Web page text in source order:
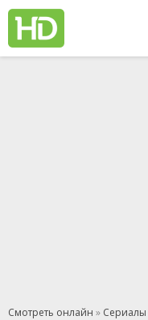
Смотреть онлайн » Сериалы